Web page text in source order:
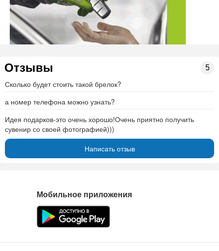
Отзывы 5
Сколько будет стоить такой брелок?
а номер телефона можно узнать?
Идея подарков-это очень хорошо!Очень приятно получить
сувенир со своей фотографией)))
Написать отзыв
Мобильное приложения